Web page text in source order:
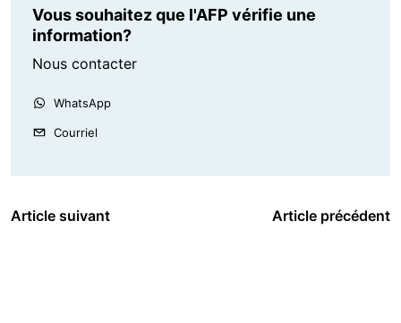
Vous souhaitez que l'AFP vérifie une
information?
Nous contacter
WhatsApp
Courriel
Article suivant Article précédent